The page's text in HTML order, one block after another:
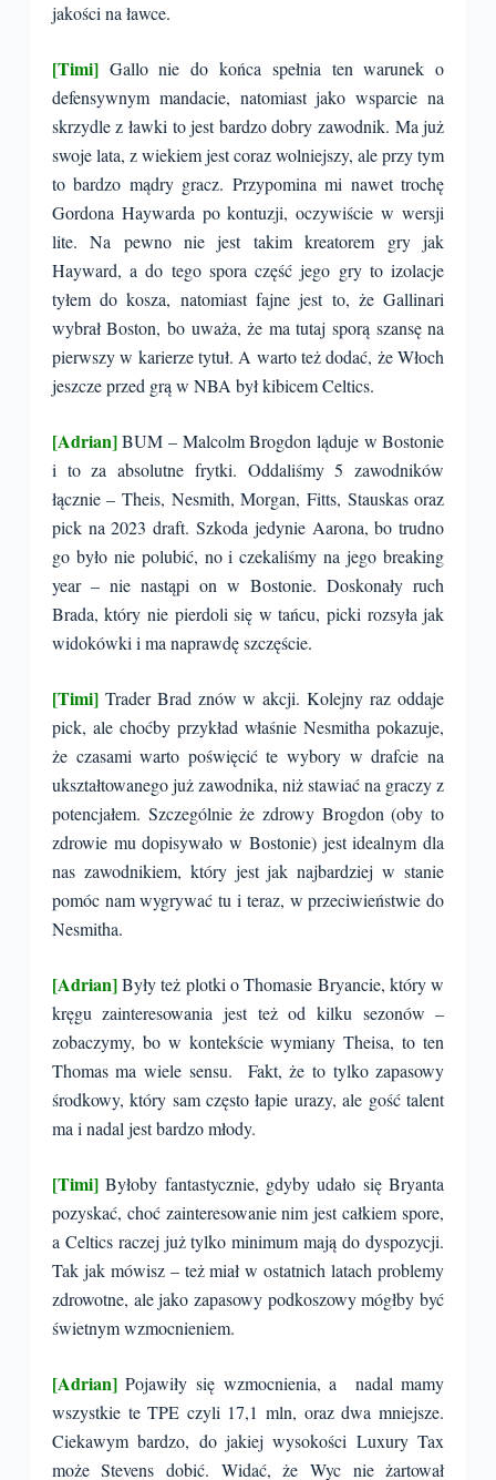
jakości na ławce.
[Timi] Gallo nie do końca spełnia ten warunek o
defensywnym mandacie, natomiast jako wsparcie na
skrzydle z ławki to jest bardzo dobry zawodnik. Ma już
swoje lata, z wiekiem jest coraz wolniejszy, ale przy tym
to bardzo mądry gracz. Przypomina mi nawet trochę
Gordona Haywarda po kontuzji, oczywiście w wersji
lite. Na pewno nie jest takim kreatorem gry jak
Hayward, a do tego spora część jego gry to izolacje
tyłem do kosza, natomiast fajne jest to, że Gallinari
wybrał Boston, bo uważa, że ma tutaj sporą szansę na
pierwszy w karierze tytuł. A warto też dodać, że Włoch
jeszcze przed grą w NBA był kibicem Celtics.
[Adrian] BUM – Malcolm Brogdon ląduje w Bostonie
i to za absolutne frytki. Oddaliśmy 5 zawodników
łącznie – Theis, Nesmith, Morgan, Fitts, Stauskas oraz
pick na 2023 draft. Szkoda jedynie Aarona, bo trudno
go było nie polubić, no i czekaliśmy na jego breaking
year – nie nastąpi on w Bostonie. Doskonały ruch
Brada, który nie pierdoli się w tańcu, picki rozsyła jak
widokówki i ma naprawdę szczęście.
[Timi] Trader Brad znów w akcji. Kolejny raz oddaje
pick, ale choćby przykład właśnie Nesmitha pokazuje,
że czasami warto poświęcić te wybory w drafcie na
ukształtowanego już zawodnika, niż stawiać na graczy z
potencjałem. Szczególnie że zdrowy Brogdon (oby to
zdrowie mu dopisywało w Bostonie) jest idealnym dla
nas zawodnikiem, który jest jak najbardziej w stanie
pomóc nam wygrywać tu i teraz, w przeciwieństwie do
Nesmitha.
[Adrian] Były też plotki o Thomasie Bryancie, który w
kręgu zainteresowania jest też od kilku sezonów –
zobaczymy, bo w kontekście wymiany Theisa, to ten
Thomas ma wiele sensu. Fakt, że to tylko zapasowy
środkowy, który sam często łapie urazy, ale gość talent
ma i nadal jest bardzo młody.
[Timi]Byłoby fantastycznie, gdyby udało się Bryanta
pozyskać, choć zainteresowanie nim jest całkiem spore,
a Celtics raczej już tylko minimum mają do dyspozycji.
Tak jak mówisz – też miał w ostatnich latach problemy
zdrowotne, ale jako zapasowy podkoszowy mógłby być
świetnym wzmocnieniem.
[Adrian] Pojawiły się wzmocnienia, a nadal mamy
wszystkie te TPE czyli 17,1 mln, oraz dwa mniejsze.
Ciekawym bardzo, do jakiej wysokości Luxury Tax
może Stevens dobić. Widać, że Wyc nie żartował